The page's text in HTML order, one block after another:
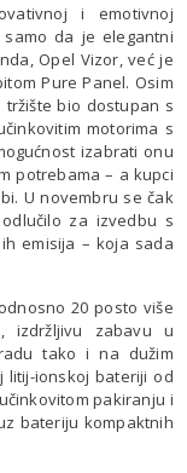
i emotivnoj
da je elegantni
Opel Vizor, već je
Pure Panel. Osim
bio dostupan s
motorima s
izabrati onu
potrebama – a kupci
U novembru se čak
za izvedbu s
emisija – koja sada
20 posto više
izdržljivu zabavu u
tako i na dužim
litij-ionskoj bateriji od
pakiranju i
bateriju kompaktnih